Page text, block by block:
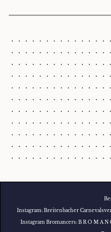
Instagram: Breitenbacher
Instagram Bromancers: B R O M A N